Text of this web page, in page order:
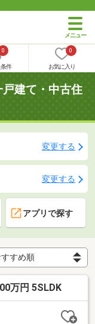
0
件
0
お気に入り
建て・中古住
変更する
変更する
アプリで探す
万円 5SLDK